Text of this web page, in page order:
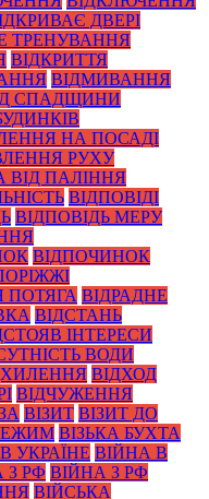
ДВЕРІ
ТРЕНУВАННЯ
ВІДКРИТТЯ
ВІДМИВАННЯ
СПАДЩИНИ
НА ПОСАДІ
РУХУ
ВІД ПАЛІННЯ
ВІДПОВІДІ
ВІДПОВІДЬ МЕРУ
ВІДПОЧИНОК
ПОТЯГА ВІДРАДНЕ
ВІДСТАНЬ
ІНТЕРЕСИ
ВОДИ
ВІДХОД
ВІДЧУЖЕННЯ
ВІЗИТ ВІЗИТ ДО
ВІЗЬКА БУХТА
УКРАЇНЕ ВІЙНА В
З РФ ВІЙНА З РФ
ВІЙСЬКА